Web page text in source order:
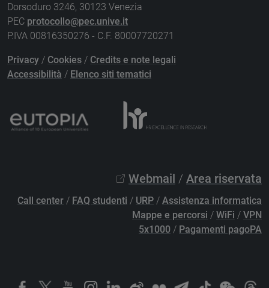
Dorsoduro 3246, 30123 Venezia
PEC protocollo@pec.unive.it
P.IVA 00816350276 - C.F. 80007720271
Privacy / Cookies / Credits e note legali
Accessibilità / Elenco siti tematici
Webmail / Area riservata
Call center / FAQ studenti / URP / Assistenza informatica
Mappe e percorsi / WiFi / VPN
5x1000 / Pagamenti pagoPA